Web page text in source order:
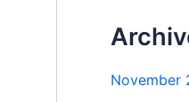
November